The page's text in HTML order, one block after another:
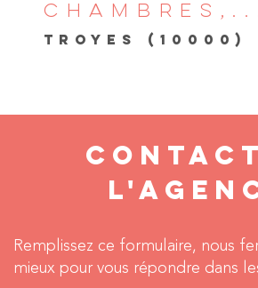
TROYES (10000)
Remplissez ce formulaire, nous
mieux pour vous répondre dans